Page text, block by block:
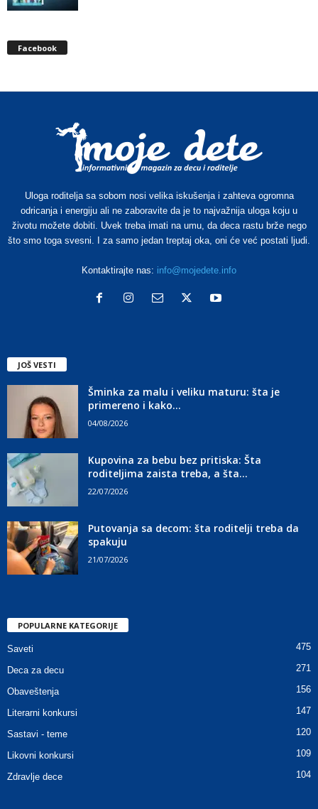
Facebook
Uloga roditelja sa sobom nosi velika iskušenja i zahteva ogromna
odricanja i energiju ali ne zaboravite da je to najvažnija uloga koju u
životu možete dobiti. Uvek treba imati na umu, da deca rastu brže nego
što smo toga svesni. I za samo jedan treptaj oka, oni će već postati ljudi.
Kontaktirajte nas: info@mojedete.info
JOŠ VESTI
Šminka za malu i veliku maturu: šta je
primereno i kako...
04/08/2026
Kupovina za bebu bez pritiska: Šta
roditeljima zaista treba, a šta...
22/07/2026
Putovanja sa decom: šta roditelji treba da
spakuju
21/07/2026
POPULARNE KATEGORIJE
Saveti 475
Deca za decu 271
Obaveštenja 156
Literarni konkursi 147
Sastavi - teme 120
Likovni konkursi 109
Zdravlje dece 104